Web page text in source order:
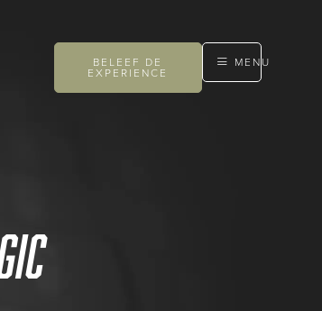
BELEEF DE
EXPERIENCE
MENU